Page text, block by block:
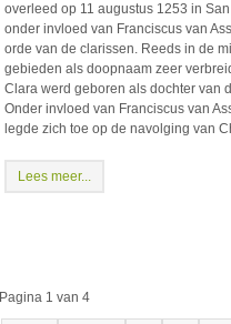
overleed op 11 augustus 1253 in
onder invloed van Franciscus van
orde van de clarissen. Reeds in de
gebieden als doopnaam zeer
Clara werd geboren als dochter van
Onder invloed van Franciscus van
legde zich toe op de navolging van
Lees meer...
Pagina 1 van 4